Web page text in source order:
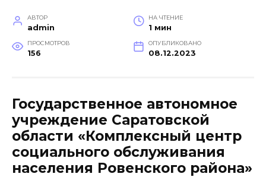
АВТОР
admin
НА ЧТЕНИЕ
1 мин
ПРОСМОТРОВ
156
ОПУБЛИКОВАНО
08.12.2023
Государственное автономное
учреждение Саратовской
области «Комплексный центр
социального обслуживания
населения Ровенского района»